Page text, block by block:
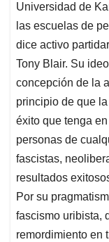
Universidad de
las escuelas de
dice activo
Tony Blair. Su
concepción de la
principio de que
éxito que tenga
personas de
fascistas,
resultados
Por su
fascismo uribista,
remordimiento en